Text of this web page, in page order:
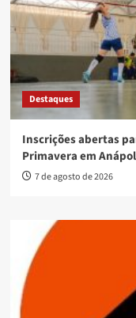
Destaques
Inscrições abertas
Primavera em
7 de agosto de 2026